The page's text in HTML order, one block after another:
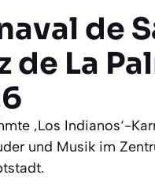
de
de La
‚Los Indianos‘-
und Musik im